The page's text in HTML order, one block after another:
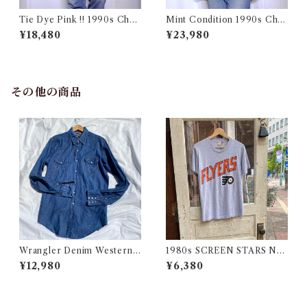
Tie Dye Pink !! 1990s Cha
mpion Reverse Weave USA
/ チャンピオン リバースウィ
¥18,480
Mint Condition 1990s Cha
mpion Reverse Weave Size
L / チャンピオン リバースウ
¥23,980
その他の商品
Wrangler Denim Western S
hirt 16 1/2 Made in USA / ラ
ングラー デニム ウエスタン シ
¥12,980
1980s SCREEN STARS NF
L FLYERS Print Tee / 80年
代 スクリーンスターズ フライ
¥6,380